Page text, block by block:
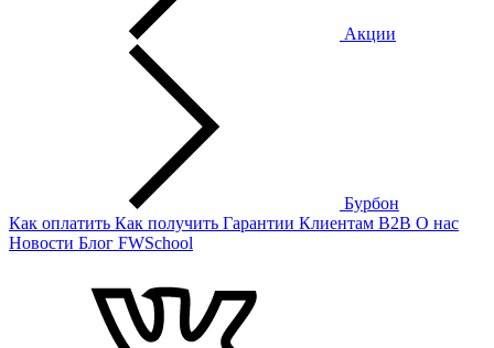
Акции
Бурбон
Как оплатить Как получить Гарантии Клиентам B2B О нас
Новости Блог FWSchool